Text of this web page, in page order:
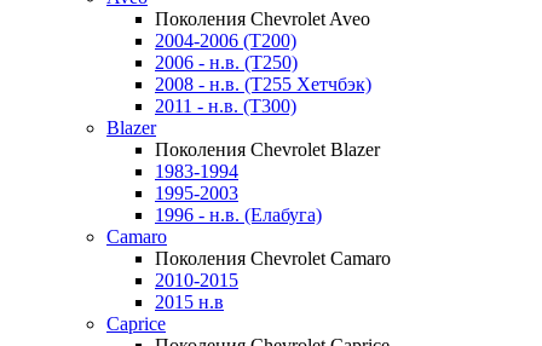
Поколения Chevrolet Aveo
2004-2006 (T200)
2006 - н.в. (T250)
2008 - н.в. (T255 Хетчбэк)
2011 - н.в. (Т300)
Blazer
Поколения Chevrolet Blazer
1983-1994
1995-2003
1996 - н.в. (Елабуга)
Camaro
Поколения Chevrolet Camaro
2010-2015
2015 н.в
Caprice